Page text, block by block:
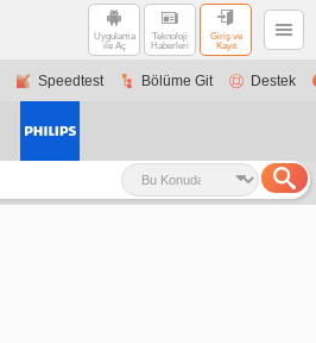
Uygulama
ile Aç
Teknoloji
Haberleri
Giriş ve
Kayıt
Speedtest Bölüme Git Destek